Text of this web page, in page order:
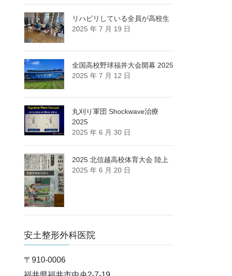
リハビリしている全員が高校生
2025 年 7 月 19 日
全国高校野球福井大会開幕 2025
2025 年 7 月 12 日
丸刈り軍団 Shockwave治療
2025
2025 年 6 月 30 日
2025 北信越高校体育大会 陸上
2025 年 6 月 20 日
安土整形外科医院
〒910-0006